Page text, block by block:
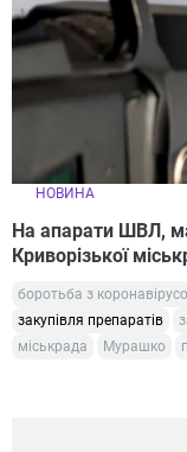
НОВИНА
На апарати ШВЛ,
Криворізької
боротьба з
закупівля препаратів
міськрада
Мурашко